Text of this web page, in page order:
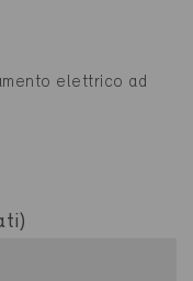
elettrico ad